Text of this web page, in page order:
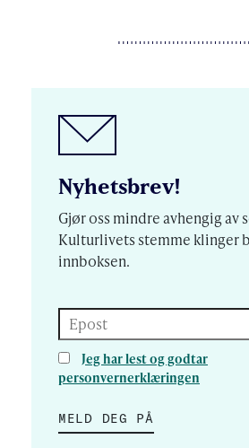
Nyhetsbrev!
Gjør oss mindre avhengig av
Kulturlivets stemme klinger
innboksen.
Epost
Jeg har lest og godtar
personvernerklæringen
MELD DEG PÅ